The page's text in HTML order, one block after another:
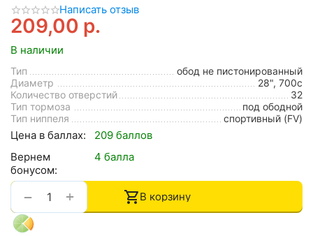
Написать отзыв
209,00 р.
В наличии
Тип
обод не пистонированный
Диаметр
28", 700с
Количество отверстий
32
Тип тормоза
под ободной
Тип ниппеля
спортивный (FV)
Цена в баллах:
209 баллов
Вернем
бонусом:
4 балла
+
− В корзину